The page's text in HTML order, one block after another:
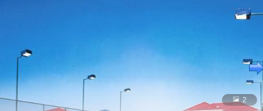
 2